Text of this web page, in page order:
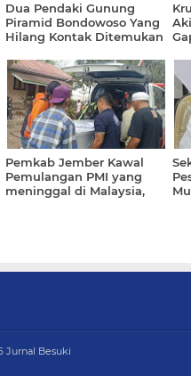
Dua Pendaki Gunung
Piramid Bondowoso Yang
Hilang Kontak Ditemukan
Pemkab Jember Kawal
Pemulangan PMI yang
meninggal di Malaysia,
Jurnal Besuki